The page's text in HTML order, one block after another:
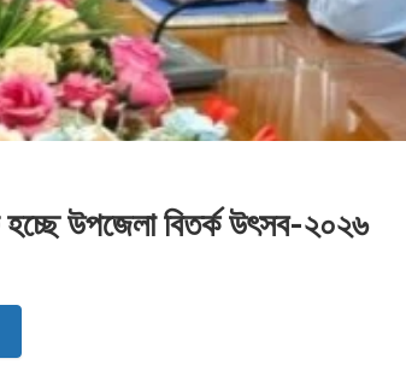
হচ্ছে উপজেলা বিতর্ক উৎসব-২০২৬